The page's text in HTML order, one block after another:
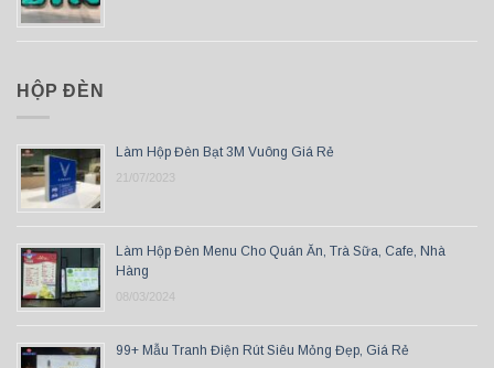
HỘP ĐÈN
Làm Hộp Đèn Bạt 3M Vuông Giá Rẻ
21/07/2023
Làm Hộp Đèn Menu Cho Quán Ăn, Trà Sữa, Cafe, Nhà
Hàng
08/03/2024
99+ Mẫu Tranh Điện Rút Siêu Mỏng Đẹp, Giá Rẻ